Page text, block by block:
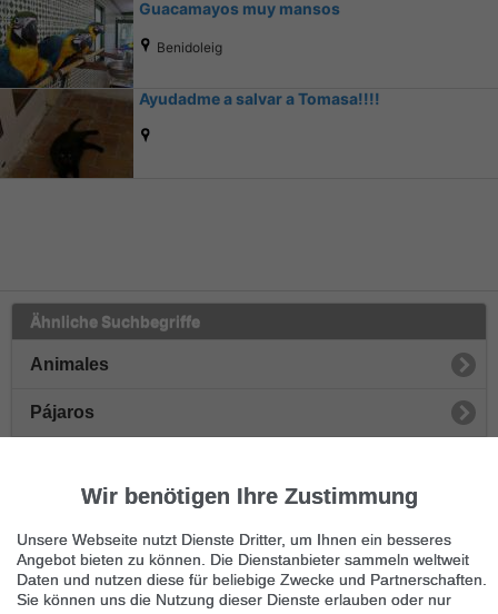
Guacamayos muy mansos
Benidoleig
Ayudadme a salvar a Tomasa!!!!
Ähnliche Suchbegriffe
Animales
Pájaros
Sittiche
Kanarienvögel
Gänse
Wir benötigen Ihre Zustimmung
Unsere Webseite nutzt Dienste Dritter, um Ihnen ein besseres
Angebot bieten zu können. Die Dienstanbieter sammeln weltweit
Daten und nutzen diese für beliebige Zwecke und Partnerschaften.
Sie können uns die Nutzung dieser Dienste erlauben oder nur